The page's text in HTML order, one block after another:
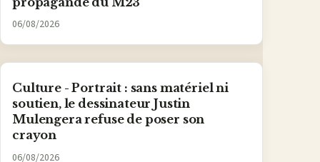
06/08/2026
Culture - Portrait : sans matériel ni
soutien, le dessinateur Justin
Mulengera refuse de poser son
crayon
06/08/2026